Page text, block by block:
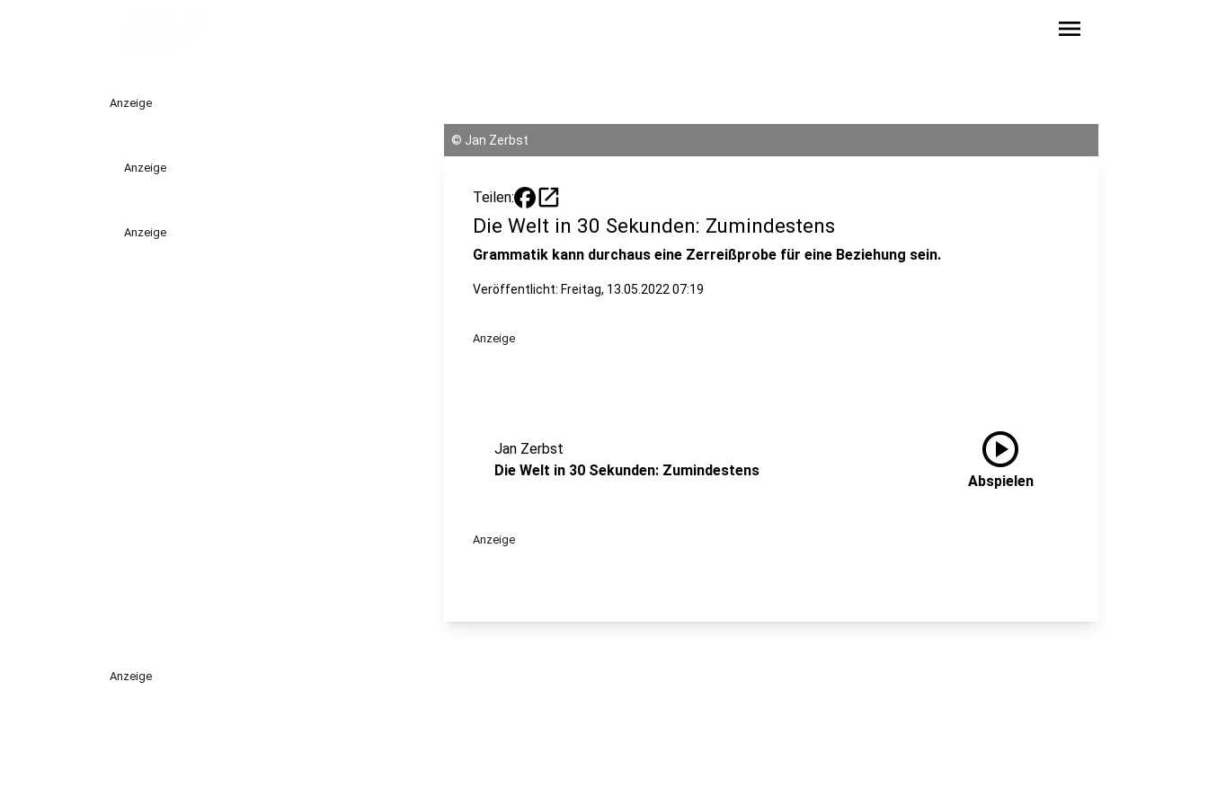
menu
Anzeige
Anzeige
Anzeige
© Jan Zerbst
Teilen: open_in_new
Die Welt in 30 Sekunden: Zumindestens
Grammatik kann durchaus eine Zerreißprobe für eine Beziehung sein.
Veröffentlicht: Freitag, 13.05.2022 07:19
Anzeige
Jan Zerbst
Die Welt in 30 Sekunden: Zumindestens
play_circle
Abspielen
Anzeige
Anzeige